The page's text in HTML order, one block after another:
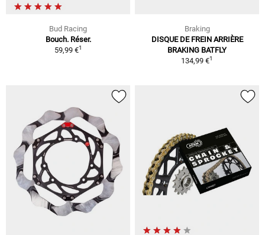
Bud Racing
Bouch. Réser.
59,99 €1
Braking
DISQUE DE FREIN ARRIÈRE
BRAKING BATFLY
134,99 €1